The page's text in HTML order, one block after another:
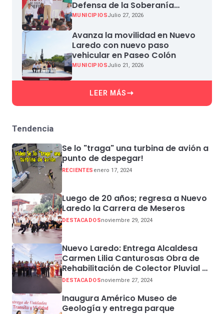
Defensa de la Soberanía
Nacional en Miguel Aleman
MUNICIPIOSJulio 27, 2026
Avanza la movilidad en Nuevo
Laredo con nuevo paso
vehicular en Paseo Colón
MUNICIPIOSJulio 21, 2026
LEER MÁS
Tendencia
Se lo "traga" una turbina de avión a
punto de despegar!
RECIENTES enero 17, 2024
Luego de 20 años; regresa a Nuevo
Laredo la Carrera de Meseros
DESTACADOSnoviembre 29, 2024
Nuevo Laredo: Entrega Alcaldesa
Carmen Lilia Canturosas Obra de
Rehabilitación de Colector Pluvial en
Sector Centro
DESTACADOSnoviembre 27, 2024
Inaugura Américo Museo de
Geología y entrega parque